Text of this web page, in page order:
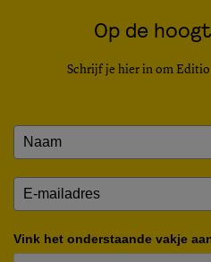
Op de
Schrijf je hier in om
Vink het onderstaande vakje